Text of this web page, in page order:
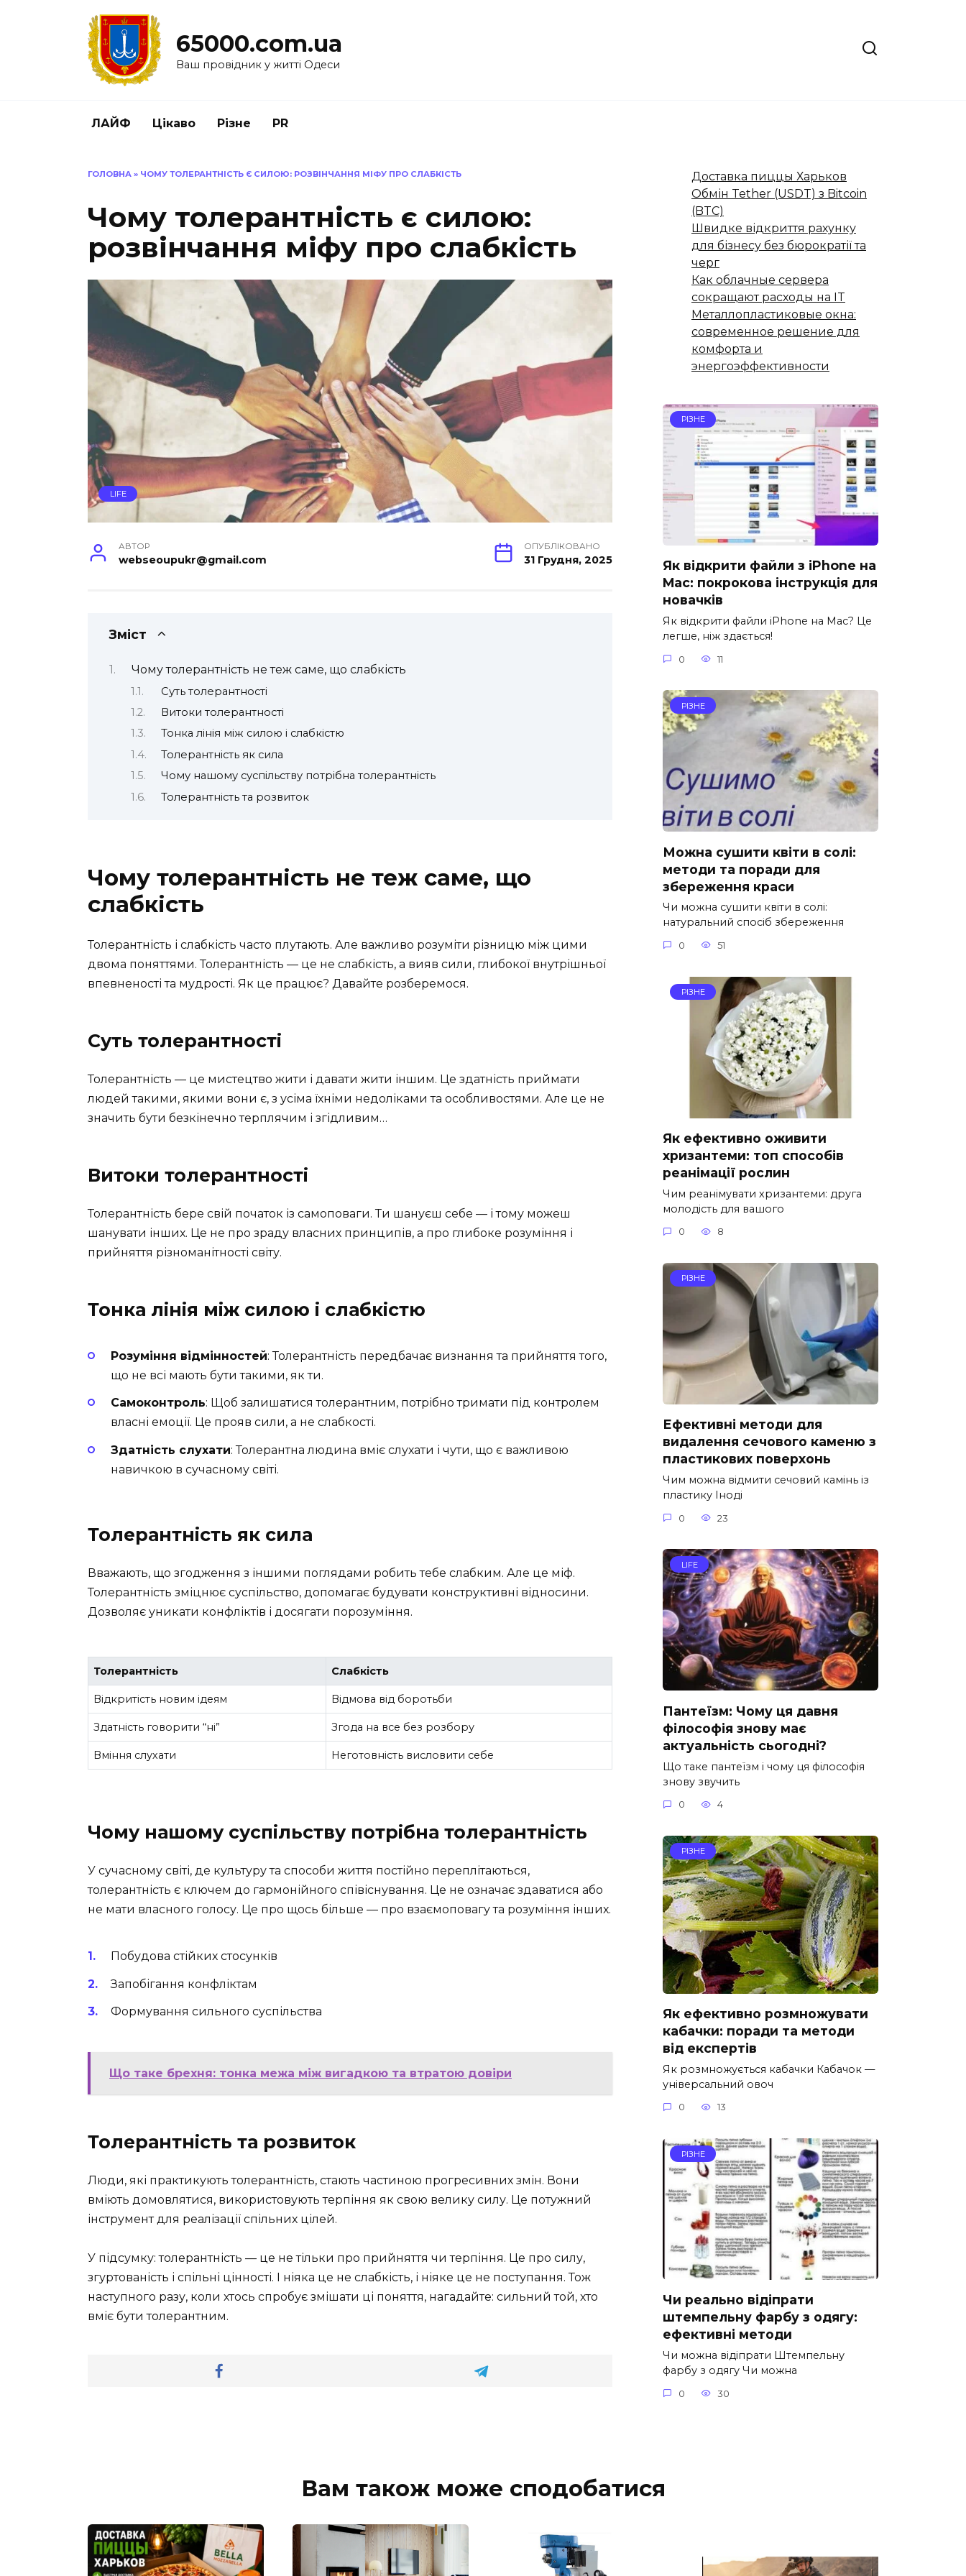
65000.com.ua
Ваш провідник у житті Одеси
ЛАЙФ Цікаво Різне PR
ГОЛОВНА » ЧОМУ ТОЛЕРАНТНІСТЬ Є СИЛОЮ: РОЗВІНЧАННЯ МІФУ ПРО СЛАБКІСТЬ
Чому толерантність є силою:
розвінчання міфу про слабкість
LIFE
АВТОР
webseoupukr@gmail.com
ОПУБЛІКОВАНО
31 Грудня, 2025
Зміст
Чому толерантність не теж саме, що слабкість
Суть толерантності
Витоки толерантності
Тонка лінія між силою і слабкістю
Толерантність як сила
Чому нашому суспільству потрібна толерантність
Толерантність та розвиток
Чому толерантність не теж саме, що
слабкість
Толерантність і слабкість часто плутають. Але важливо розуміти різницю між цими
двома поняттями. Толерантність — це не слабкість, а вияв сили, глибокої внутрішньої
впевненості та мудрості. Як це працює? Давайте розберемося.
Суть толерантності
Толерантність — це мистецтво жити і давати жити іншим. Це здатність приймати
людей такими, якими вони є, з усіма їхніми недоліками та особливостями. Але це не
значить бути безкінечно терплячим і згідливим…
Витоки толерантності
Толерантність бере свій початок із самоповаги. Ти шануєш себе — і тому можеш
шанувати інших. Це не про зраду власних принципів, а про глибоке розуміння і
прийняття різноманітності світу.
Тонка лінія між силою і слабкістю
Розуміння відмінностей: Толерантність передбачає визнання та прийняття того,
що не всі мають бути такими, як ти.
Самоконтроль: Щоб залишатися толерантним, потрібно тримати під контролем
власні емоції. Це прояв сили, а не слабкості.
Здатність слухати: Толерантна людина вміє слухати і чути, що є важливою
навичкою в сучасному світі.
Толерантність як сила
Вважають, що згодження з іншими поглядами робить тебе слабким. Але це міф.
Толерантність зміцнює суспільство, допомагає будувати конструктивні відносини.
Дозволяє уникати конфліктів і досягати порозуміння.
Толерантність Слабкість
Відкритість новим ідеям Відмова від боротьби
Здатність говорити “ні” Згода на все без розбору
Вміння слухати Неготовність висловити себе
Чому нашому суспільству потрібна толерантність
У сучасному світі, де культуру та способи життя постійно переплітаються,
толерантність є ключем до гармонійного співіснування. Це не означає здаватися або
не мати власного голосу. Це про щось більше — про взаємоповагу та розуміння інших.
Побудова стійких стосунків
Запобігання конфліктам
Формування сильного суспільства
Що таке брехня: тонка межа між вигадкою та втратою довіри
Толерантність та розвиток
Люди, які практикують толерантність, стають частиною прогресивних змін. Вони
вміють домовлятися, використовують терпіння як свою велику силу. Це потужний
інструмент для реалізації спільних цілей.
У підсумку: толерантність — це не тільки про прийняття чи терпіння. Це про силу,
згуртованість і спільні цінності. І ніяка це не слабкість, і ніяке це не поступання. Тож
наступного разу, коли хтось спробує змішати ці поняття, нагадайте: сильний той, хто
вміє бути толерантним.
Доставка пиццы Харьков
Обмін Tether (USDT) з Bitcoin
(BTC)
Швидке відкриття рахунку
для бізнесу без бюрократії та
черг
Как облачные сервера
сокращают расходы на IT
Металлопластиковые окна:
современное решение для
комфорта и
энергоэффективности
РІЗНЕ
Як відкрити файли з iPhone на
Mac: покрокова інструкція для
новачків
Як відкрити файли iPhone на Mac? Це
легше, ніж здається!
0 11
РІЗНЕ
Можна сушити квіти в солі:
методи та поради для
збереження краси
Чи можна сушити квіти в солі:
натуральний спосіб збереження
0 51
РІЗНЕ
Як ефективно оживити
хризантеми: топ способів
реанімації рослин
Чим реанімувати хризантеми: друга
молодість для вашого
0 8
РІЗНЕ
Ефективні методи для
видалення сечового каменю з
пластикових поверхонь
Чим можна відмити сечовий камінь із
пластику Іноді
0 23
LIFE
Пантеїзм: Чому ця давня
філософія знову має
актуальність сьогодні?
Що таке пантеїзм і чому ця філософія
знову звучить
0 4
РІЗНЕ
Як ефективно розмножувати
кабачки: поради та методи
від експертів
Як розмножується кабачки Кабачок —
універсальний овоч
0 13
РІЗНЕ
Чи реально відіпрати
штемпельну фарбу з одягу:
ефективні методи
Чи можна відіпрати Штемпельну
фарбу з одягу Чи можна
0 30
Вам також може сподобатися